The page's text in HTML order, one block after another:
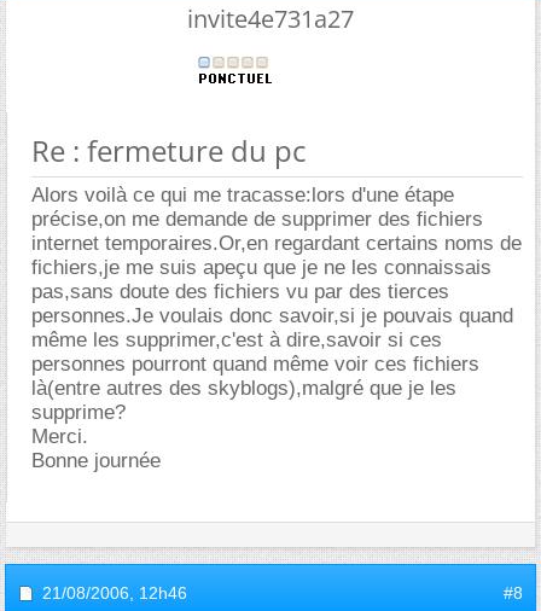
invite4e731a27
Re : fermeture du pc
Alors voilà ce qui me tracasse:lors d'une étape
précise,on me demande de supprimer des fichiers
internet temporaires.Or,en regardant certains noms de
fichiers,je me suis apeçu que je ne les connaissais
pas,sans doute des fichiers vu par des tierces
personnes.Je voulais donc savoir,si je pouvais quand
même les supprimer,c'est à dire,savoir si ces
personnes pourront quand même voir ces fichiers
là(entre autres des skyblogs),malgré que je les
supprime?
Merci.
Bonne journée
21/08/2006, 12h46 #8